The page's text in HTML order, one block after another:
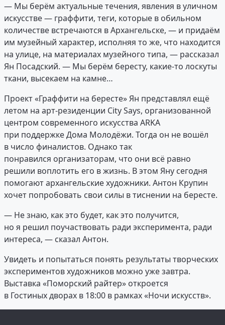
— Мы берём актуальные течения, явления в уличном
искусстве — граффити, теги, которые в обильном
количестве встречаются в Архангельске, — и придаём
им музейный характер, исполняя то же, что находится
на улице, на материалах музейного типа, — рассказал
Ян Посадский. — Мы берём бересту, какие-то лоскуты
ткани, высекаем на камне…
Проект «Граффити на бересте» Ян представлял ещё
летом на арт-резиденции City Says, организованной
центром современного искусства АRKA
при поддержке Дома Молодёжи. Тогда он не вошёл
в число финалистов. Однако так
понравился организаторам, что они всё равно
решили воплотить его в жизнь. В этом Яну сегодня
помогают архангельские художники. Антон Крупин
хочет попробовать свои силы в тиснении на бересте.
— Не знаю, как это будет, как это получится,
но я решил поучаствовать ради эксперимента, ради
интереса, — сказал Антон.
Увидеть и попытаться понять результаты творческих
экспериментов художников можно уже завтра.
Выставка «Поморский райтер» откроется
в Гостиных дворах в 18:00 в рамках «Ночи искусств».